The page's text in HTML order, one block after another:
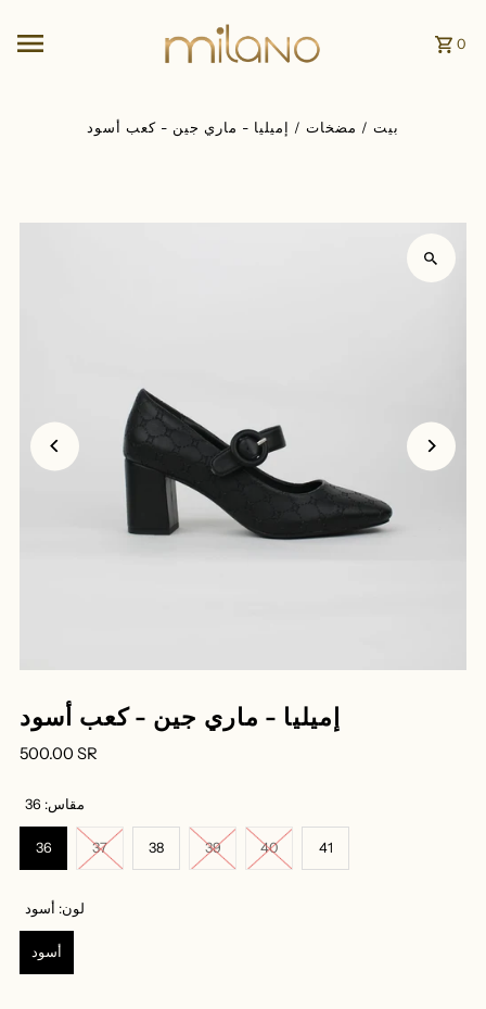
0
بيت / مضخات / إميليا - ماري جين - كعب أسود
إميليا - ماري جين - كعب أسود
500.00 SR
مقاس: 36
36 37 38 39 40 41
لون: أسود
أسود